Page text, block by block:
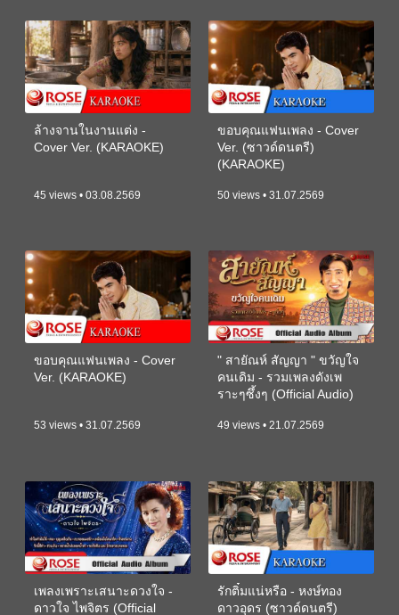
ล้างจานในงานแต่ง -
Cover Ver. (KARAOKE)
45 views • 03.08.2569
ขอบคุณแฟนเพลง - Cover
Ver. (ซาวด์ดนตรี)
(KARAOKE)
50 views • 31.07.2569
ขอบคุณแฟนเพลง - Cover
Ver. (KARAOKE)
53 views • 31.07.2569
" สายัณห์ สัญญา " ขวัญใจ
คนเดิม - รวมเพลงดังเพ
ราะๆซึ้งๆ (Official Audio)
49 views • 21.07.2569
เพลงเพราะเสนาะดวงใจ -
ดาวใจ ไพจิตร (Official
รักติ๋มแน่หรือ - หงษ์ทอง
ดาวอุดร (ซาวด์ดนตรี)